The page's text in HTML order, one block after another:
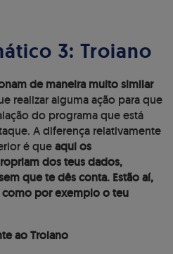
3: Troiano
de maneira muito similar
realizar alguma ação para que
do programa que está
A diferença relativamente
é queaqui os
dos teus dados,
que te dês conta. Estão aí,
por exemplo o teu
ao Troiano